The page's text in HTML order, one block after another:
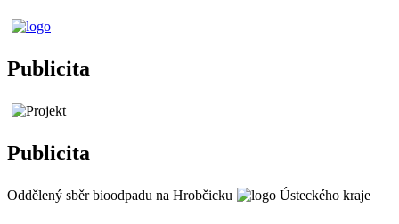
Publicita
Publicita
Oddělený sběr bioodpadu na Hrobčicku